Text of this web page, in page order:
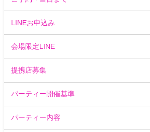
LINEお申込み
会場限定LINE
提携店募集
パーティー開催基準
パーティー内容